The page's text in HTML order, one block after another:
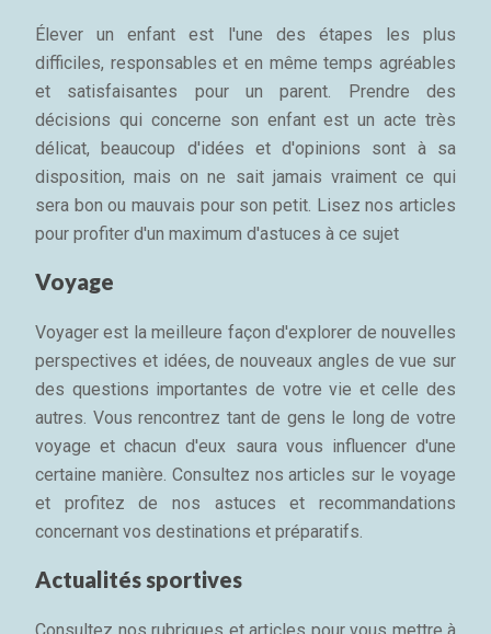
Élever un enfant est l'une des étapes les plus
difficiles, responsables et en même temps agréables
et satisfaisantes pour un parent. Prendre des
décisions qui concerne son enfant est un acte très
délicat, beaucoup d'idées et d'opinions sont à sa
disposition, mais on ne sait jamais vraiment ce qui
sera bon ou mauvais pour son petit. Lisez nos articles
pour profiter d'un maximum d'astuces à ce sujet
Voyage
Voyager est la meilleure façon d'explorer de nouvelles
perspectives et idées, de nouveaux angles de vue sur
des questions importantes de votre vie et celle des
autres. Vous rencontrez tant de gens le long de votre
voyage et chacun d'eux saura vous influencer d'une
certaine manière. Consultez nos articles sur le voyage
et profitez de nos astuces et recommandations
concernant vos destinations et préparatifs.
Actualités sportives